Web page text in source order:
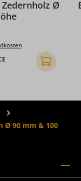
Zedernholz Ø
In den
Ø 90 mm & 100